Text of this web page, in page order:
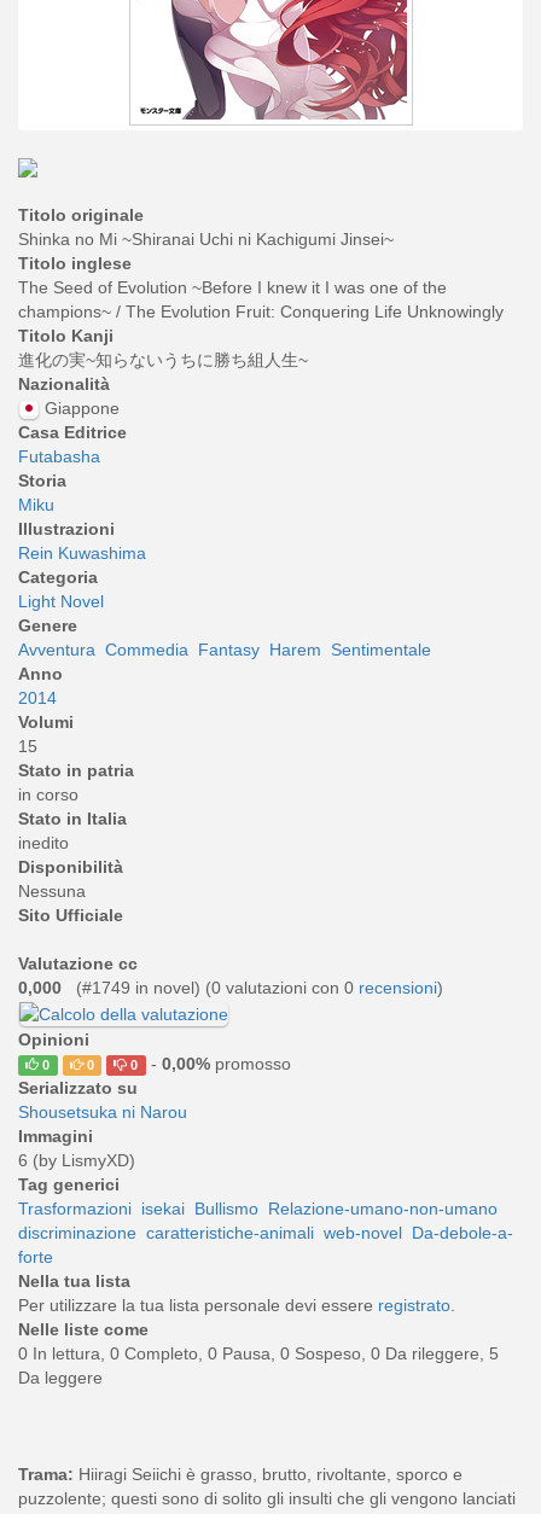
Titolo originale
Shinka no Mi ~Shiranai Uchi ni Kachigumi Jinsei~
Titolo inglese
The Seed of Evolution ~Before I knew it I was one of the
champions~ / The Evolution Fruit: Conquering Life Unknowingly
Titolo Kanji
進化の実~知らないうちに勝ち組人生~
Nazionalità
Giappone
Casa Editrice
Futabasha
Storia
Miku
Illustrazioni
Rein Kuwashima
Categoria
Light Novel
Genere
Avventura Commedia Fantasy Harem
Sentimentale
Anno
2014
Volumi
15
Stato in patria
in corso
Stato in Italia
inedito
Disponibilità
Nessuna
Sito Ufficiale
Valutazione cc
0,000
(#1749 in novel) (0 valutazioni con 0 recensioni)
Opinioni
0 0 0 - 0,00%promosso
Serializzato su
Shousetsuka ni Narou
Immagini
6 (by LismyXD)
Tag generici
Trasformazioni isekai Bullismo Relazione-umano-non-umano
discriminazione caratteristiche-animali web-novel Da-debole-a-
forte
Nella tua lista
Per utilizzare la tua lista personale devi essere registrato
Nelle liste come
0 In lettura, 0 Completo, 0 Pausa, 0 Sospeso, 0 Da rileggere, 5
Da leggere
Trama: Hiiragi Seiichi è grasso, brutto, rivoltante, sporco e
puzzolente; questi sono di solito gli insulti che gli vengono lanciati